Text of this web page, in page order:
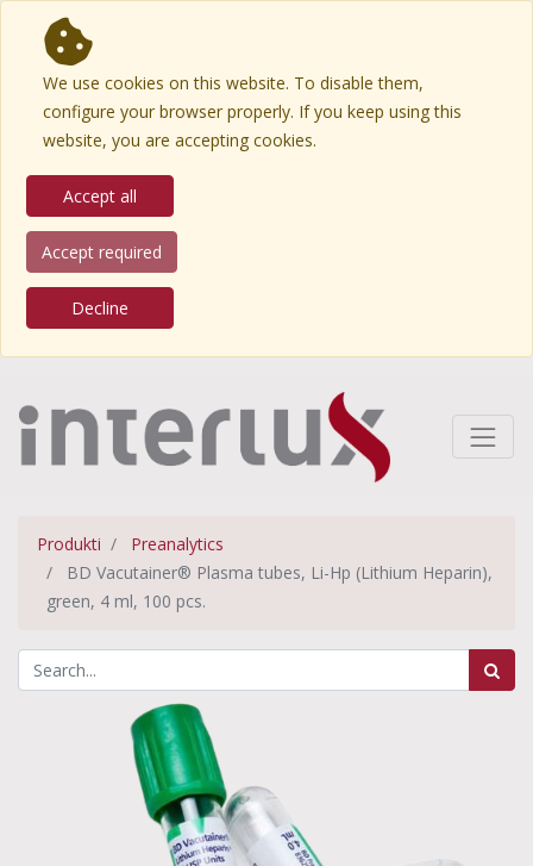
We use cookies on this website. To disable them,
configure your browser properly. If you keep using this
website, you are accepting cookies.
Accept all
Accept required
Decline
Produkti
Preanalytics
BD Vacutainer® Plasma tubes, Li-Hp (Lithium Heparin),
green, 4 ml, 100 pcs.